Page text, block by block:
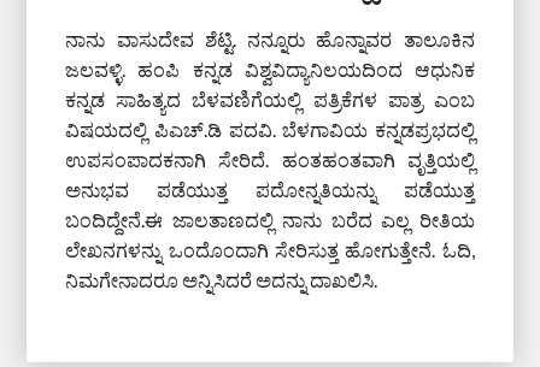
ನಾನು ವಾಸುದೇವ ಶೆಟ್ಟಿ. ನನ್ನೂರು ಹೊನ್ನಾವರ ತಾಲೂಕಿನ
ಜಲವಳ್ಳಿ. ಹಂಪಿ ಕನ್ನಡ ವಿಶ್ವವಿದ್ಯಾನಿಲಯದಿಂದ ಆಧುನಿಕ
ಕನ್ನಡ ಸಾಹಿತ್ಯದ ಬೆಳವಣಿಗೆಯಲ್ಲಿ ಪತ್ರಿಕೆಗಳ ಪಾತ್ರ ಎಂಬ
ವಿಷಯದಲ್ಲಿ ಪಿಎಚ್‌.ಡಿ ಪದವಿ. ಬೆಳಗಾವಿಯ ಕನ್ನಡಪ್ರಭದಲ್ಲಿ
ಉಪಸಂಪಾದಕನಾಗಿ ಸೇರಿದೆ. ಹಂತಹಂತವಾಗಿ ವೃತ್ತಿಯಲ್ಲಿ
ಅನುಭವ ಪಡೆಯುತ್ತ ಪದೋನ್ನತಿಯನ್ನು ಪಡೆಯುತ್ತ
ಬಂದಿದ್ದೇನೆ.ಈ ಜಾಲತಾಣದಲ್ಲಿ ನಾನು ಬರೆದ ಎಲ್ಲ ರೀತಿಯ
ಲೇಖನಗಳನ್ನು ಒಂದೊಂದಾಗಿ ಸೇರಿಸುತ್ತ ಹೋಗುತ್ತೇನೆ. ಓದಿ,
ನಿಮಗೇನಾದರೂ ಅನ್ನಿಸಿದರೆ ಅದನ್ನು ದಾಖಲಿಸಿ.